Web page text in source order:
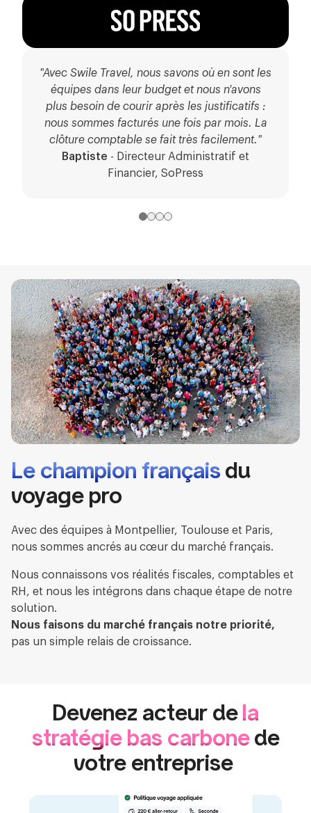
"Avec Swile Travel, nous savons où en sont les
équipes dans leur budget et nous n'avons
plus besoin de courir après les justificatifs :
nous sommes facturés une fois par mois. La
clôture comptable se fait très facilement."
Baptiste - Directeur Administratif et
Financier, SoPress
Le champion français du
voyage pro
Avec des équipes à Montpellier, Toulouse et Paris,
nous sommes ancrés au cœur du marché français.
Nous connaissons vos réalités fiscales, comptables et
RH, et nous les intégrons dans chaque étape de notre
solution.
Nous faisons du marché français notre priorité,
pas un simple relais de croissance.
Devenez acteur dela
stratégie bas carbonede
votre entreprise